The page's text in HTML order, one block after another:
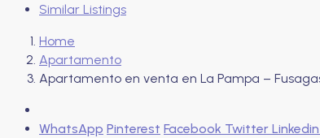
Similar Listings
Home
Apartamento
Apartamento en venta en La Pampa –
WhatsApp Pinterest Facebook Twitter Linkedin